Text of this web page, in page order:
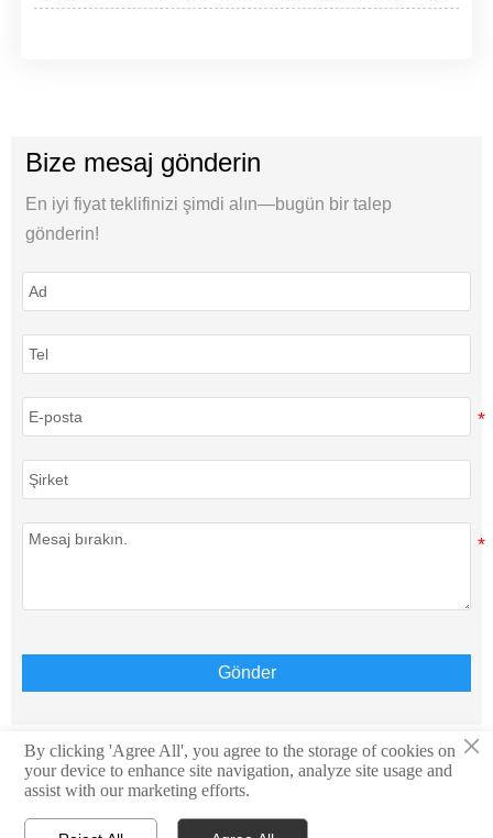
Bize mesaj gönderin
En iyi fiyat teklifinizi şimdi alın—bugün bir talep
gönderin!
Gönder
Telif Hakkı © Teison Energy Technology Co.,Ltd. Tüm
×
By clicking 'Agree All', you agree to the storage of cookies on
your device to enhance site navigation, analyze site usage and
assist with our marketing efforts.